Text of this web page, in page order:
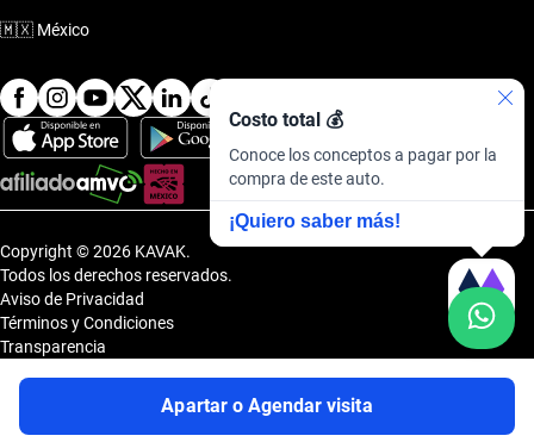
Apartar o Agendar visita
Costo total 💰
Conoce los conceptos a pagar por la
compra de este auto.
¡Quiero saber más!
🇲🇽 México
Copyright © 2026 KAVAK.
Todos los derechos reservados.
Aviso de Privacidad
Términos y Condiciones
Transparencia
Uvi Tech, S.A.P.I. de C.V., Carretera Amomolulco - Capulhuac, No. 1 Col.